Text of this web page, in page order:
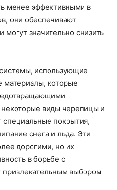
менее эффективными в
они обеспечивают
значительно снизить
использующие
материалы, которые
виды черепицы и
покрытия,
снега и льда. Эти
дорогими, но их
в борьбе с
выбором